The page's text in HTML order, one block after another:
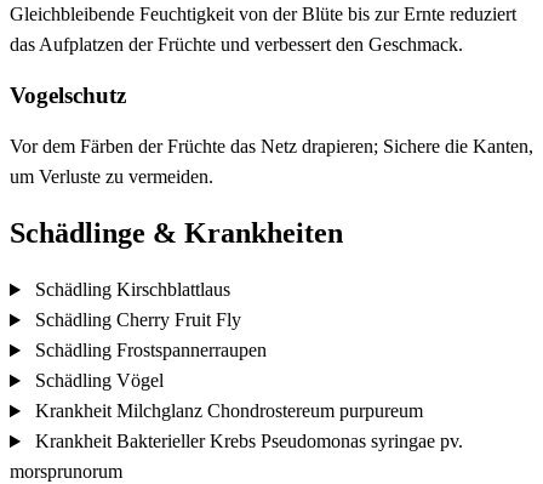
Gleichbleibende Feuchtigkeit von der Blüte bis zur Ernte reduziert
das Aufplatzen der Früchte und verbessert den Geschmack.
Vogelschutz
Vor dem Färben der Früchte das Netz drapieren; Sichere die Kanten,
um Verluste zu vermeiden.
Schädlinge & Krankheiten
Schädling Kirschblattlaus
Schädling Cherry Fruit Fly
Schädling Frostspannerraupen
Schädling Vögel
Krankheit Milchglanz Chondrostereum purpureum
Krankheit Bakterieller Krebs Pseudomonas syringae pv.
morsprunorum